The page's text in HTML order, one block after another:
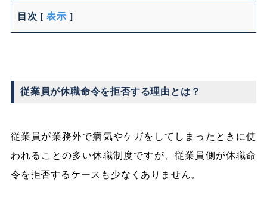
目次 [ 表示 ]
従業員が休職命令を拒否する理由とは？
従業員が業務外で病気やケガをしてしまったときに使
われることの多い休職制度ですが、従業員側が休職命
令を拒否するケースも少なくありません。